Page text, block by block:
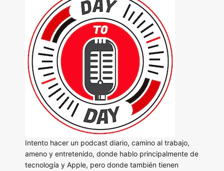
Intento hacer un podcast diario, camino al trabajo,
ameno y entretenido, donde hablo principalmente de
tecnología y Apple, pero donde también tienen